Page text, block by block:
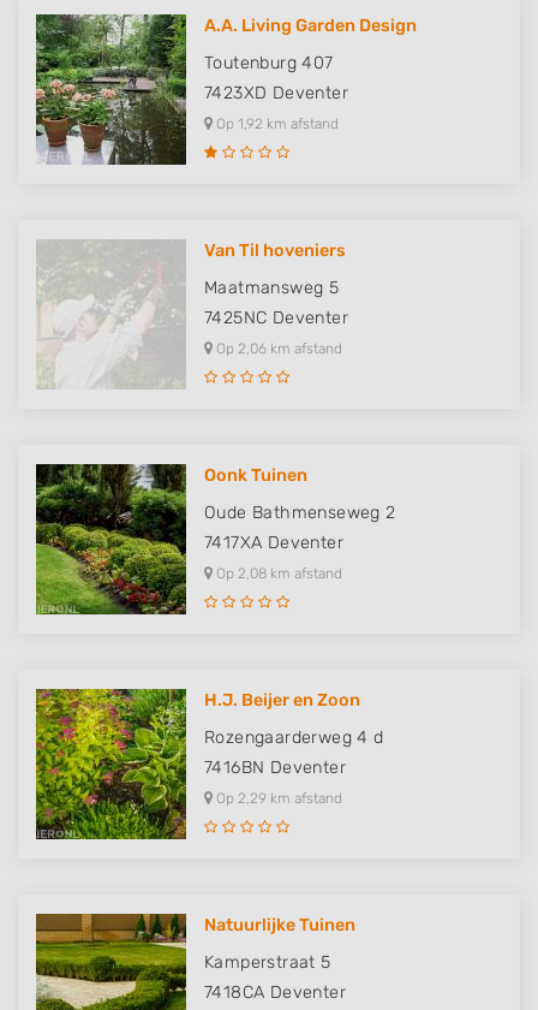
A.A. Living Garden Design
Toutenburg 407
7423XD Deventer
Op 1,92 km afstand
Van Til hoveniers
Maatmansweg 5
7425NC Deventer
Op 2,06 km afstand
Oonk Tuinen
Oude Bathmenseweg 2
7417XA Deventer
Op 2,08 km afstand
H.J. Beijer en Zoon
Rozengaarderweg 4 d
7416BN Deventer
Op 2,29 km afstand
Natuurlijke Tuinen
Kamperstraat 5
7418CA Deventer